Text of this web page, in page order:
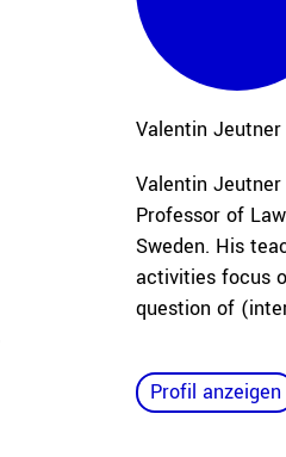
Valentin Jeutner
Valentin
Professor of
Sweden. His
activities focus
question of
Profil anzeigen